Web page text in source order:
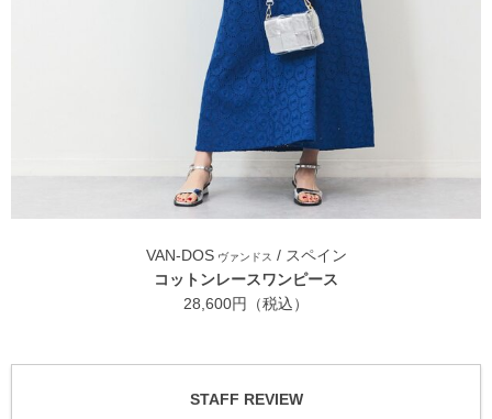
VAN-DOSヴァンドス / スペイン
コットンレースワンピース
28,600円（税込）
STAFF REVIEW